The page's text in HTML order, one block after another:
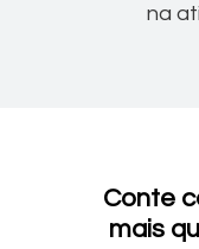
na
Conte
mais